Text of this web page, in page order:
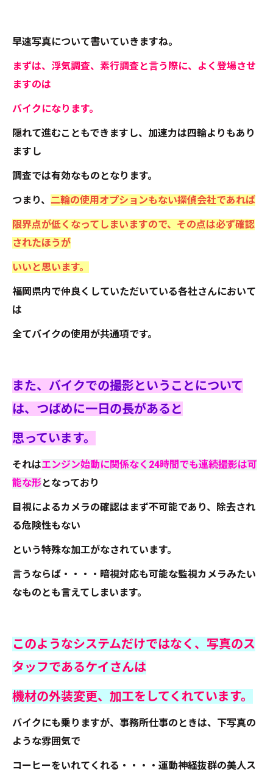
早速写真について書いていきますね。
まずは、浮気調査、素行調査と言う際に、よく登場させ
ますのは
バイクになります。
隠れて進むこともできますし、加速力は四輪よりもあり
ますし
調査では有効なものとなります。
つまり、 二輪の使用オプションもない探偵会社であれば
限界点が低くなってしまいますので、その点は必ず確認
されたほうが
いいと思います。
福岡県内で仲良くしていただいている各社さんにおいて
は
全てバイクの使用が共通項です。
また、バイクでの撮影ということについて
は、つばめに一日の長があると
思っています。
それはエンジン始動に関係なく24時間でも連続撮影は可
能な形となっており
目視によるカメラの確認はまず不可能であり、除去され
る危険性もない
という特殊な加工がなされています。
言うならば・・・・暗視対応も可能な監視カメラみたい
なものとも言えてしまいます。
このようなシステムだけではなく、写真のス
タッフであるケイさんは
機材の外装変更、加工をしてくれています。
バイクにも乗りますが、事務所仕事のときは、下写真の
ような雰囲気で
コーヒーをいれてくれる・・・・運動神経抜群の美人ス